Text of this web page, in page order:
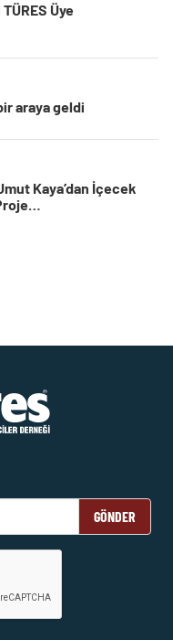
Üye
araya geldi
Kaya’dan İçecek
GÖNDER